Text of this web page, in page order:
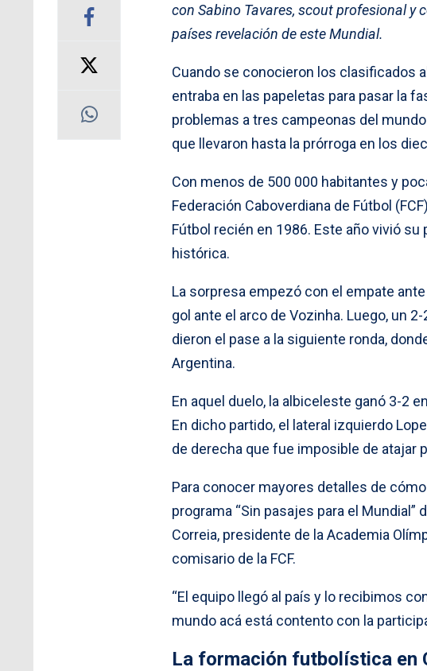
con Sabino Tavares, scout profesional y
países revelación de este Mundial.
Cuando se conocieron los clasificados
entraba en las papeletas para pasar la
problemas a tres campeonas del
que llevaron hasta la prórroga en los
Con menos de 500 000 habitantes y
Federación Caboverdiana de Fútbol
Fútbol recién en 1986. Este año vivió
histórica.
La sorpresa empezó con el empate
gol ante el arco de Vozinha. Luego, un
dieron el pase a la siguiente ronda,
Argentina.
En aquel duelo, la albiceleste ganó 3-2
En dicho partido, el lateral izquierdo
de derecha que fue imposible de atajar
Para conocer mayores detalles de
programa “Sin pasajes para el
Correia, presidente de la Academia
comisario de la FCF.
“El equipo llegó al país y lo recibimos
mundo acá está contento con la
La formación futbolística en